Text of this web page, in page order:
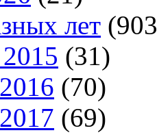
лет
(31)
(70)
(69)